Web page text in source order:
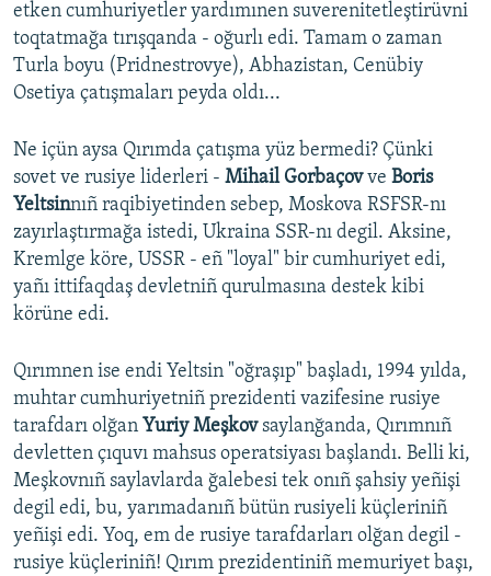
etken cumhuriyetler yardımınen suverenitetleştirüvni
toqtatmağa tırışqanda - oğurlı edi. Tamam o zaman
Turla boyu (Pridnestrovye), Abhazistan, Cenübiy
Osetiya çatışmaları peyda oldı...
Ne içün aysa Qırımda çatışma yüz bermedi? Çünki
sovet ve rusiye liderleri - Mihail Gorbaçovve Boris
Yeltsinnıñ raqibiyetinden sebep, Moskova RSFSR-nı
zayırlaştırmağa istedi, Ukraina SSR-nı degil. Aksine,
Kremlge köre, USSR - eñ "loyal" bir cumhuriyet edi,
yañı ittifaqdaş devletniñ qurulmasına destek kibi
körüne edi.
Qırımnen ise endi Yeltsin "oğraşıp" başladı, 1994 yılda,
muhtar cumhuriyetniñ prezidenti vazifesine rusiye
tarafdarı olğan Yuriy Meşkovsaylanğanda, Qırımnıñ
devletten çıquvı mahsus operatsiyası başlandı. Belli ki,
Meşkovnıñ saylavlarda ğalebesi tek onıñ şahsiy yeñişi
degil edi, bu, yarımadanıñ bütün rusiyeli küçleriniñ
yeñişi edi. Yoq, em de rusiye tarafdarları olğan degil -
rusiye küçleriniñ! Qırım prezidentiniñ memuriyet başı,